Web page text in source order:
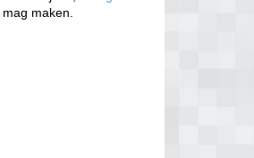
maken.